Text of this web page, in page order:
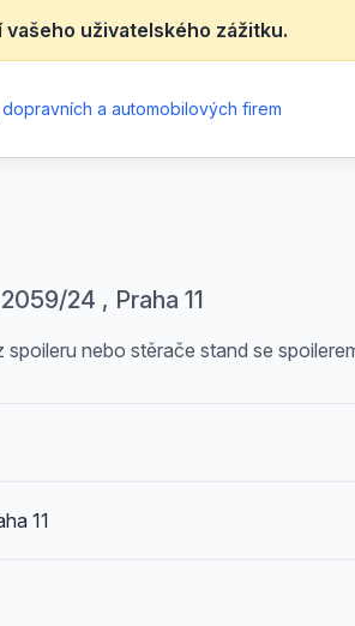
uživatelského zážitku.
a automobilových firem
24 , Praha 11
nebo stěrače stand se
11